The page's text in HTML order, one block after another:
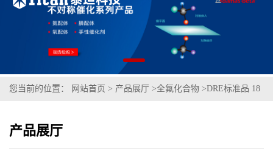
您当前的位置： 网站首页 > 产品展厅 >全氟化合物 >DRE标准品 18
组分（泰坦现货供应）
产品展厅